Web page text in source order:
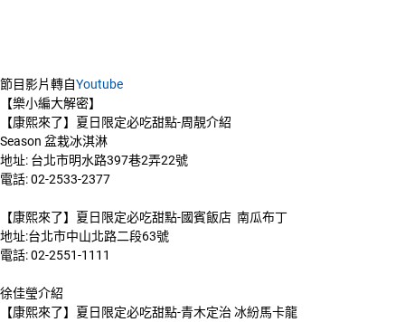
節目影片轉自Youtube
【樂小編大解密】
【康熙來了】夏日限定必吃甜點-周靚介紹
Season 盆栽冰淇淋
地址: 台北市明水路397巷2弄22號
電話: 02-2533-2377
【康熙來了】夏日限定必吃甜點-國賓飯店 南瓜布丁
地址:台北市中山北路二段63號
電話: 02-2551-1111
徐佳瑩介紹
【康熙來了】夏日限定必吃甜點-青木定治 冰紛馬卡龍